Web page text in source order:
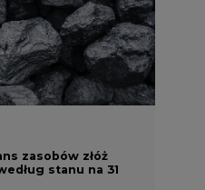
zasobów złóż
stanu na 31